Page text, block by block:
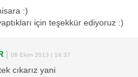
:)
için teşekkür ediyoruz :)
| 08 Ekim 2013 | 14:37
cıkarız yani